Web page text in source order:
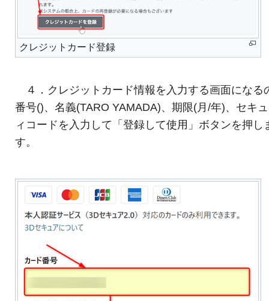
クレジットカード登録
４．クレジットカード情報を入力する画面になる
番号()、名義(TARO YAMADA)、期限(月/年)、セキ
ィコードを入力して「登録して使用」ボタンを押し
す。